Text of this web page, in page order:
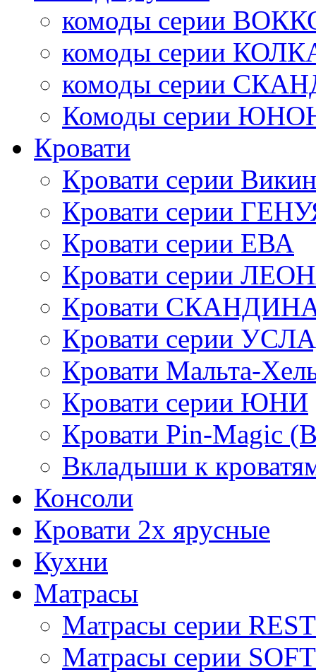
комоды серии
комоды серии
комоды серии
Комоды серии
Кровати
Кровати серии
Кровати серии
Кровати серии ЕВА
Кровати серии
Кровати
Кровати серии
Кровати Мальта-
Кровати серии ЮНИ
Кровати Pin-Magic
Вкладыши к
Консоли
Кровати 2х ярусные
Кухни
Матрасы
Матрасы серии REST
Матрасы серии SOFT